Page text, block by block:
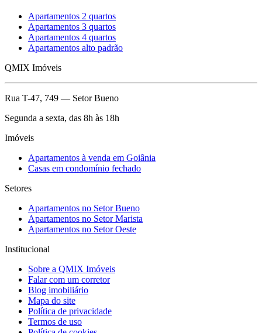
Apartamentos 2 quartos
Apartamentos 3 quartos
Apartamentos 4 quartos
Apartamentos alto padrão
QMIX Imóveis
Rua T-47, 749 — Setor Bueno
Segunda a sexta, das 8h às 18h
Imóveis
Apartamentos à venda em Goiânia
Casas em condomínio fechado
Setores
Apartamentos no Setor Bueno
Apartamentos no Setor Marista
Apartamentos no Setor Oeste
Institucional
Sobre a QMIX Imóveis
Falar com um corretor
Blog imobiliário
Mapa do site
Política de privacidade
Termos de uso